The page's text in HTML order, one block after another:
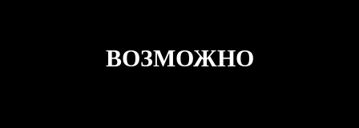
ВОЗМОЖНО